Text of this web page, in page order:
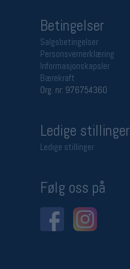
Betingelser
Salgsbetingelser
Personsvernerklæring
Informasjonskapsler
Bærekraft
Org. nr: 976754360
Ledige stillinger
Ledige stillinger
Følg oss på